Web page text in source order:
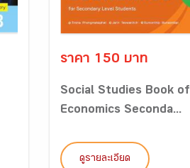
ราคา 150 บาท
Social Studies Book of
Economics Seconda...
ดูรายละเอียด